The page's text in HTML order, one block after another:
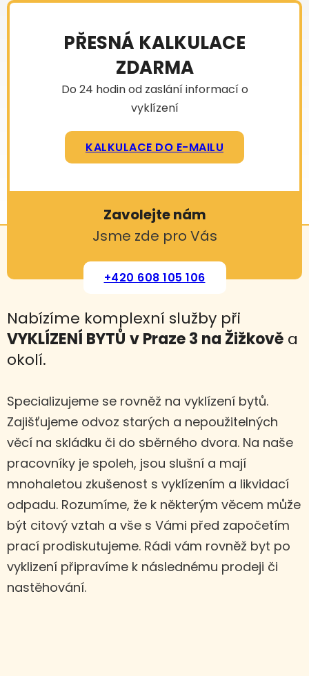
PŘESNÁ KALKULACE
ZDARMA
Do 24 hodin od zaslání informací o
vyklízení
KALKULACE DO E-MAILU
Zavolejte nám
Jsme zde pro Vás
+420 608 105 106
Nabízíme komplexní služby při
VYKLÍZENÍ BYTŮ v Praze 3 na Žižkově a
okolí.
Specializujeme se rovněž na vyklízení bytů.
Zajišťujeme odvoz starých a nepoužitelných
věcí na skládku či do sběrného dvora. Na naše
pracovníky je spoleh, jsou slušní a mají
mnohaletou zkušenost s vyklízením a likvidací
odpadu. Rozumíme, že k některým věcem může
být citový vztah a vše s Vámi před započetím
prací prodiskutujeme. Rádi vám rovněž byt po
vyklizení připravíme k následnému prodeji či
nastěhování.